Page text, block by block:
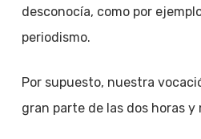
desconocía, como por
periodismo.
Por supuesto, nuestra
gran parte de las dos horas y